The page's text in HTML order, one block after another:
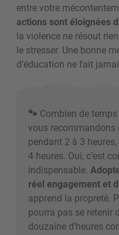
entre votre
actions sont éloignées
la violence ne résout
le stresser. Une bonne
d’éducation ne fait
🐾 Combien de
vous recommandons
pendant 2 à 3
4 heures. Oui, c’est
indispensable.
réel engagement et
apprend la propreté.
pourra pas se retenir
douzaine d’heures